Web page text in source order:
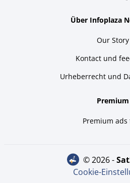
Über Infoplaza
Our Story
Kontact und
Urheberrecht und
Premium
Premium ads
© 2026 -
Cookie-